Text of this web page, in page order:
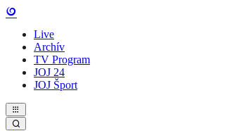
Live
Archív
TV Program
JOJ 24
JOJ Šport